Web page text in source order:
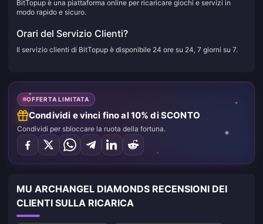
BitTopup è una piattaforma online per ricaricare giochi e servizi in
modo rapido e sicuro.
Orari del Servizio Clienti?
Il servizio clienti di BitTopup è disponibile 24 ore su 24, 7 giorni su 7.
OFFERTA LIMITATA
Condividi e vinci fino al 10% di SCONTO
Condividi per sbloccare la ruota della fortuna.
MU ARCHANGEL DIAMONDS RECENSIONI DEI
CLIENTI SULLA RICARICA